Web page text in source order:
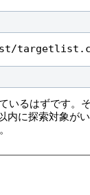
いるはずです。
内に探索対象が